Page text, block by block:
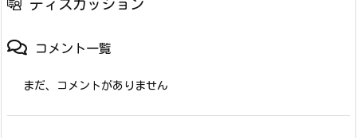
ディスカッション
コメント一覧
まだ、コメントがありません